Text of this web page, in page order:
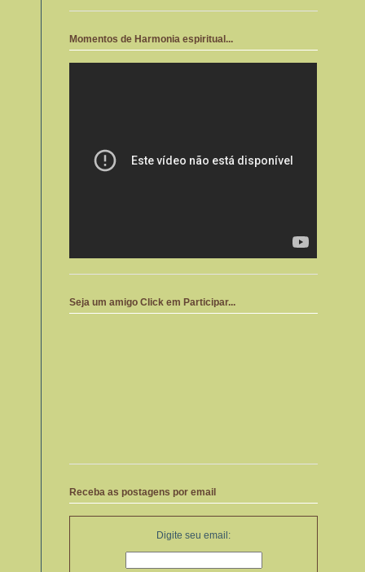
Momentos de Harmonia espiritual...
Seja um amigo Click em Participar...
Receba as postagens por email
Digite seu email: